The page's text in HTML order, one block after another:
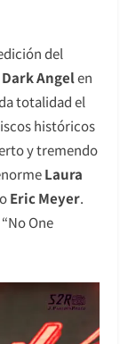
del
Dark Angelen
totalidad el
históricos
y tremendo
Laura
Eric Meyer.
One